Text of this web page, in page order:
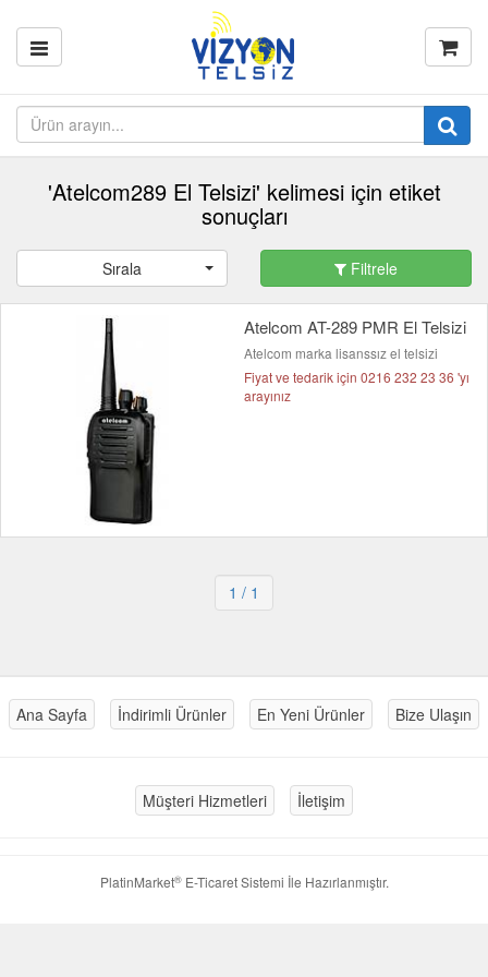
'Atelcom289 El Telsizi' kelimesi için etiket
sonuçları
Sırala Filtrele
Atelcom AT-289 PMR El Telsizi
Atelcom marka lisanssız el telsizi
Fiyat ve tedarik için 0216 232 23 36 'yı
arayınız
1 / 1
Ana Sayfa İndirimli Ürünler En Yeni Ürünler Bize Ulaşın
Müşteri Hizmetleri İletişim
PlatinMarket®E-Ticaret Sistemi İle Hazırlanmıştır.